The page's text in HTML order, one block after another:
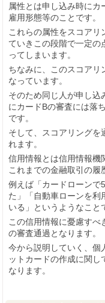
属性とは申し込み時にカ
雇用形態等のことです。
これらの属性をスコアリ
ていきこの段階で一定の
ってしまいます。
ちなみに、このスコアリ
なっています。
そのため同じ人が申し込
にカードBの審査には落
です。
そして、スコアリングを
れます。
信用情報とは信用情報機
これまでの金融取引の履
例えば「カードローンで
た」「自動車ローンを利
いる」というようなこと
この信用情報に憂慮すべ
の審査通過となります。
今から説明していく、個
ットカードの作成に関し
なります。